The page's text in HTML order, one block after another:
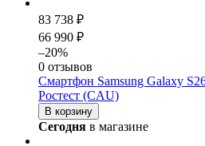
83 738 ₽
66 990 ₽
–20%
0 отзывов
Смартфон Samsung Galaxy
Ростест (CAU)
В корзину
Сегодня в магазине